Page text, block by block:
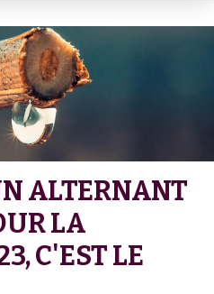
ALTERNANT
LA
C'EST LE